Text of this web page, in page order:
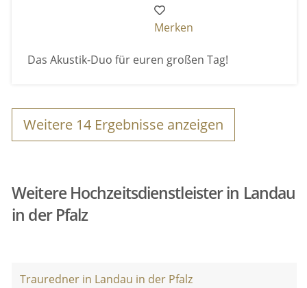
Merken
Das Akustik-Duo für euren großen Tag!
Weitere 14 Ergebnisse anzeigen
Weitere Hochzeitsdienstleister in Landau
in der Pfalz
Trauredner in Landau in der Pfalz